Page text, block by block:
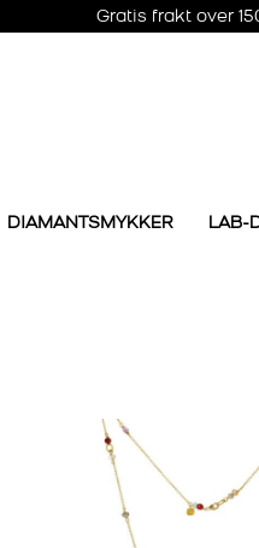
Gratis frakt over
DIAMANTSMYKKER LAB-